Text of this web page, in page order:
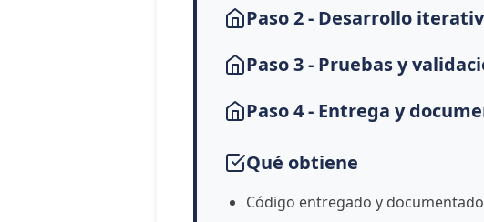
Paso 2 - Desarrollo
Paso 3 - Pruebas y
Paso 4 - Entrega y
Qué obtiene
Código entregado y documentado